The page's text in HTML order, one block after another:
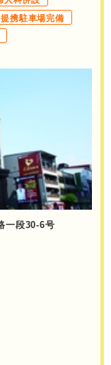
提携駐車場完備
一段30-6号